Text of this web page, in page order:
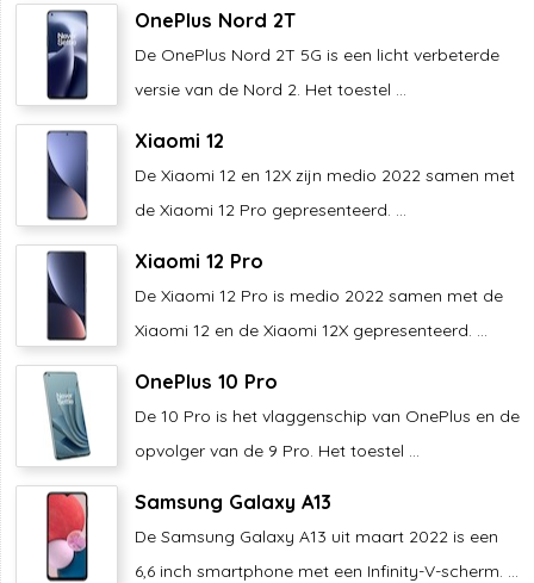
OnePlus Nord 2T
De OnePlus Nord 2T 5G is een licht verbeterde
versie van de Nord 2. Het toestel ...
Xiaomi 12
De Xiaomi 12 en 12X zijn medio 2022 samen met
de Xiaomi 12 Pro gepresenteerd. ...
Xiaomi 12 Pro
De Xiaomi 12 Pro is medio 2022 samen met de
Xiaomi 12 en de Xiaomi 12X gepresenteerd. ...
OnePlus 10 Pro
De 10 Pro is het vlaggenschip van OnePlus en de
opvolger van de 9 Pro. Het toestel ...
Samsung Galaxy A13
De Samsung Galaxy A13 uit maart 2022 is een
6,6 inch smartphone met een Infinity-V-scherm. ...